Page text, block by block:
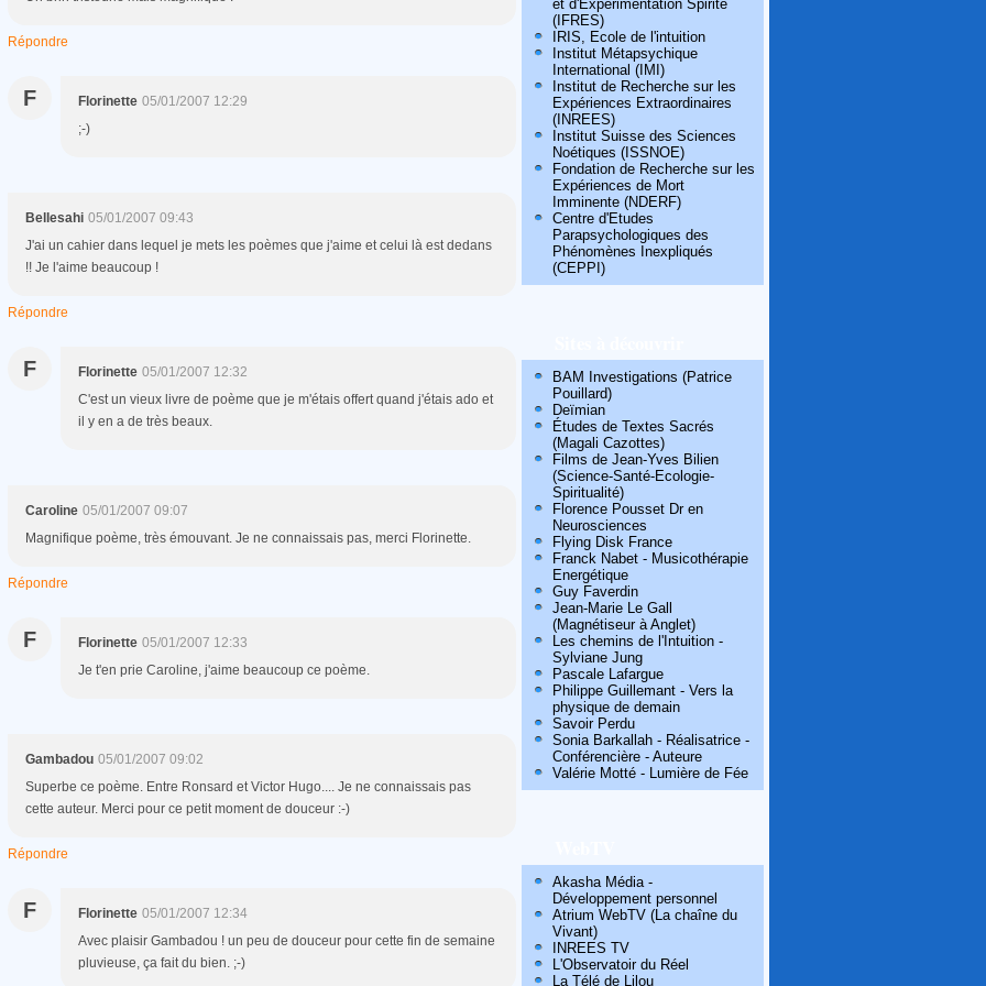
Répondre
F Florinette 05/01/2007 12:29
;-)
Bellesahi 05/01/2007 09:43
J'ai un cahier dans lequel je mets les poèmes que j'aime et celui là est dedans
!! Je l'aime beaucoup !
Répondre
F Florinette 05/01/2007 12:32
C'est un vieux livre de poème que je m'étais offert quand j'étais ado et
il y en a de très beaux.
Caroline 05/01/2007 09:07
Magnifique poème, très émouvant. Je ne connaissais pas, merci Florinette.
Répondre
F Florinette 05/01/2007 12:33
Je t'en prie Caroline, j'aime beaucoup ce poème.
Gambadou 05/01/2007 09:02
Superbe ce poème. Entre Ronsard et Victor Hugo.... Je ne connaissais pas
cette auteur. Merci pour ce petit moment de douceur :-)
Répondre
F Florinette 05/01/2007 12:34
Avec plaisir Gambadou ! un peu de douceur pour cette fin de semaine
pluvieuse, ça fait du bien. ;-)
et d'Expérimentation Spirite
(IFRES)
IRIS, Ecole de l'intuition
Institut Métapsychique
International (IMI)
Institut de Recherche sur les
Expériences Extraordinaires
(INREES)
Institut Suisse des Sciences
Noétiques (ISSNOE)
Fondation de Recherche sur les
Expériences de Mort
Imminente (NDERF)
Centre d'Etudes
Parapsychologiques des
Phénomènes Inexpliqués
(CEPPI)
BAM Investigations (Patrice
Pouillard)
Deïmian
Études de Textes Sacrés
(Magali Cazottes)
Films de Jean-Yves Bilien
(Science-Santé-Ecologie-
Spiritualité)
Florence Pousset Dr en
Neurosciences
Flying Disk France
Franck Nabet - Musicothérapie
Energétique
Guy Faverdin
Jean-Marie Le Gall
(Magnétiseur à Anglet)
Les chemins de l'Intuition -
Sylviane Jung
Pascale Lafargue
Philippe Guillemant - Vers la
physique de demain
Savoir Perdu
Sonia Barkallah - Réalisatrice -
Conférencière - Auteure
Valérie Motté - Lumière de Fée
Akasha Média -
Développement personnel
Atrium WebTV (La chaîne du
Vivant)
INREES TV
L'Observatoir du Réel
La Télé de Lilou